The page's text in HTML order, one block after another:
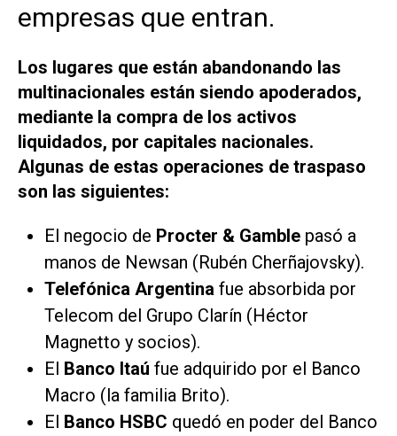
empresas que entran.
Los lugares que están abandonando las
multinacionales están siendo apoderados,
mediante la compra de los activos
liquidados, por capitales nacionales.
Algunas de estas operaciones de traspaso
son las siguientes:
El negocio de Procter & Gamble pasó a
manos de Newsan (Rubén Cherñajovsky).
Telefónica Argentina fue absorbida por
Telecom del Grupo Clarín (Héctor
Magnetto y socios).
El Banco Itaú fue adquirido por el Banco
Macro (la familia Brito).
El Banco HSBC quedó en poder del Banco